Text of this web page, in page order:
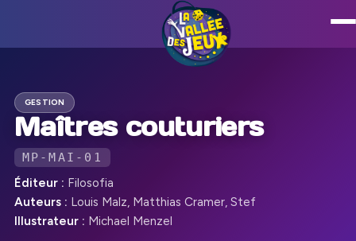
GESTION
Maîtres couturiers
MP-MAI-01
Éditeur : Filosofia
Auteurs : Louis Malz, Matthias Cramer, Stef
Illustrateur : Michael Menzel